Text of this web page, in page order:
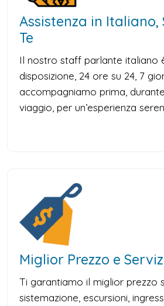
Assistenza in Italiano,
Te
Il nostro staff parlante italiano
disposizione, 24 ore su 24, 7
accompagniamo prima,
viaggio, per un’esperienza
Miglior Prezzo e
Ti garantiamo il miglior prezzo
sistemazione, escursioni,